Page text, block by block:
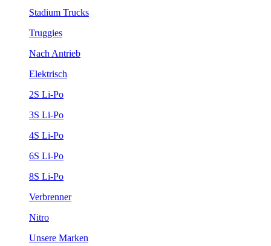
Stadium Trucks
Truggies
Nach Antrieb
Elektrisch
2S Li-Po
3S Li-Po
4S Li-Po
6S Li-Po
8S Li-Po
Verbrenner
Nitro
Unsere Marken